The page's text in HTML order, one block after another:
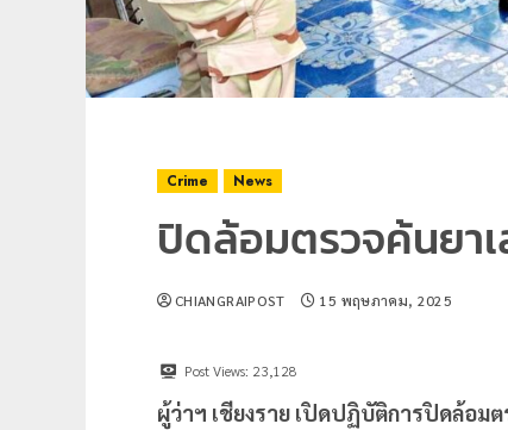
Crime News
ปิดล้อมตรวจค้นยา
CHIANGRAIPOST 15 พฤษภาคม, 2025
Post Views: 23,128
ผู้ว่าฯ เชียงราย เปิดปฏิบัติการปิดล้อม